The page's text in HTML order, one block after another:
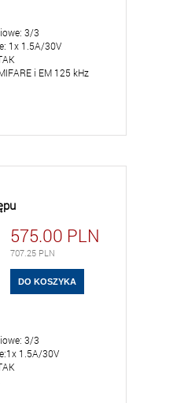
3/3
1x 1.5A/30V
i EM 125 kHz
575.00 PLN
707.25 PLN
3/3
1.5A/30V